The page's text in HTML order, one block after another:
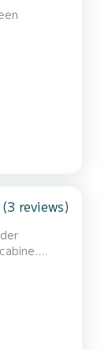
(3 reviews)
van MD